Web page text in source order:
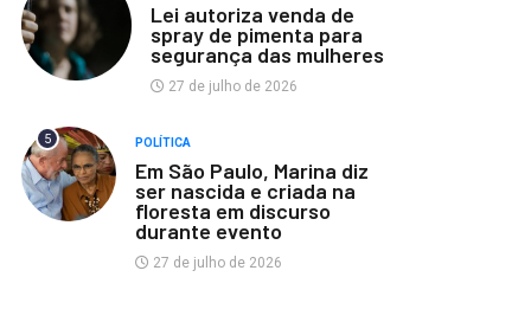
Lei autoriza venda de
spray de pimenta para
segurança das mulheres
27 de julho de 2026
5 POLÍTICA
Em São Paulo, Marina diz
ser nascida e criada na
floresta em discurso
durante evento
27 de julho de 2026